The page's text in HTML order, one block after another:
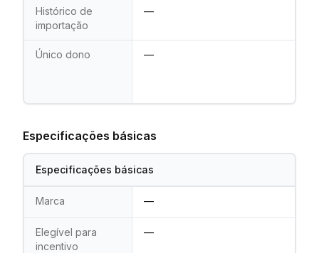
Histórico de
importação
—
Único dono —
Especificações básicas
Especificações básicas
Marca —
Elegível para
incentivo
—